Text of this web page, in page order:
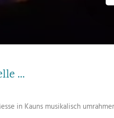
...
in Kauns musikalisch